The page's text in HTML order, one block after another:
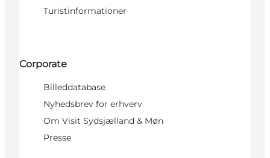
Turistinformationer
Corporate
Billeddatabase
Nyhedsbrev for erhverv
Om Visit Sydsjælland & Møn
Presse